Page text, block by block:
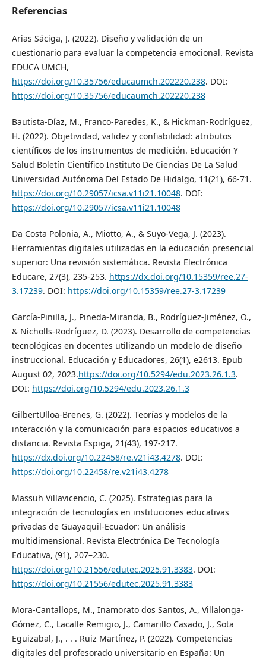
Referencias
Arias Sáciga, J. (2022). Diseño y validación de un
cuestionario para evaluar la competencia emocional. Revista
EDUCA UMCH,
https://doi.org/10.35756/educaumch.202220.238. DOI:
https://doi.org/10.35756/educaumch.202220.238
Bautista-Díaz, M., Franco-Paredes, K., & Hickman-Rodríguez,
H. (2022). Objetividad, validez y confiabilidad: atributos
científicos de los instrumentos de medición. Educación Y
Salud Boletín Científico Instituto De Ciencias De La Salud
Universidad Autónoma Del Estado De Hidalgo, 11(21), 66-71.
https://doi.org/10.29057/icsa.v11i21.10048. DOI:
https://doi.org/10.29057/icsa.v11i21.10048
Da Costa Polonia, A., Miotto, A., & Suyo-Vega, J. (2023).
Herramientas digitales utilizadas en la educación presencial
superior: Una revisión sistemática. Revista Electrónica
Educare, 27(3), 235-253. https://dx.doi.org/10.15359/ree.27-
3.17239. DOI: https://doi.org/10.15359/ree.27-3.17239
García-Pinilla, J., Pineda-Miranda, B., Rodríguez-Jiménez, O.,
& Nicholls-Rodríguez, D. (2023). Desarrollo de competencias
tecnológicas en docentes utilizando un modelo de diseño
instruccional. Educación y Educadores, 26(1), e2613. Epub
August 02, 2023.https://doi.org/10.5294/edu.2023.26.1.3.
DOI: https://doi.org/10.5294/edu.2023.26.1.3
GilbertUlloa-Brenes, G. (2022). Teorías y modelos de la
interacción y la comunicación para espacios educativos a
distancia. Revista Espiga, 21(43), 197-217.
https://dx.doi.org/10.22458/re.v21i43.4278. DOI:
https://doi.org/10.22458/re.v21i43.4278
Massuh Villavicencio, C. (2025). Estrategias para la
integración de tecnologías en instituciones educativas
privadas de Guayaquil-Ecuador: Un análisis
multidimensional. Revista Electrónica De Tecnología
Educativa, (91), 207–230.
https://doi.org/10.21556/edutec.2025.91.3383. DOI:
https://doi.org/10.21556/edutec.2025.91.3383
Mora-Cantallops, M., Inamorato dos Santos, A., Villalonga-
Gómez, C., Lacalle Remigio, J., Camarillo Casado, J., Sota
Eguizabal, J., . . . Ruiz Martínez, P. (2022). Competencias
digitales del profesorado universitario en España: Un